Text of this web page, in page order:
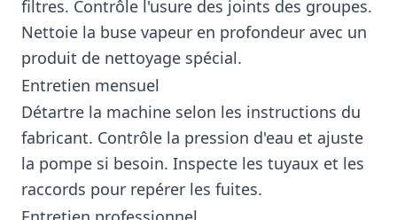
filtres. Contrôle l'usure des joints des groupes.
Nettoie la buse vapeur en profondeur avec un
produit de nettoyage spécial.
Entretien mensuel
Détartre la machine selon les instructions du
fabricant. Contrôle la pression d'eau et ajuste
la pompe si besoin. Inspecte les tuyaux et les
raccords pour repérer les fuites.